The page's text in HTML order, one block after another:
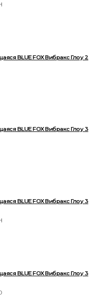
BLUE FOX Вибракс Глоу 2
BLUE FOX Вибракс Глоу 3
BLUE FOX Вибракс Глоу 3
BLUE FOX Вибракс Глоу 3